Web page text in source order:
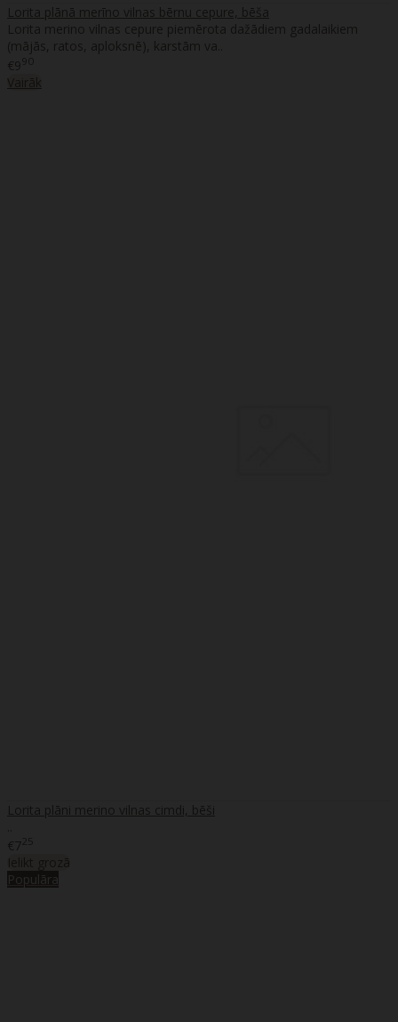
Lorita plānā merīno vilnas bērnu cepure, bēša
Lorita merino vilnas cepure piemērota dažādiem gadalaikiem
(mājās, ratos, aploksnē), karstām va..
€990
Vairāk
Lorita plāni merino vilnas cimdi, bēši
€725
Ielikt grozā
Populāra